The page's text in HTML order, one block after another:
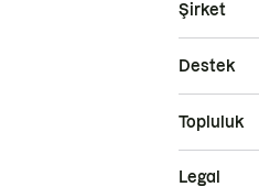
Şirket
Destek
Topluluk
Legal